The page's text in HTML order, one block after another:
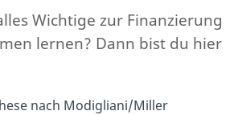
Wichtige zur Finanzierung
lernen? Dann bist du hier
nach Modigliani/Miller